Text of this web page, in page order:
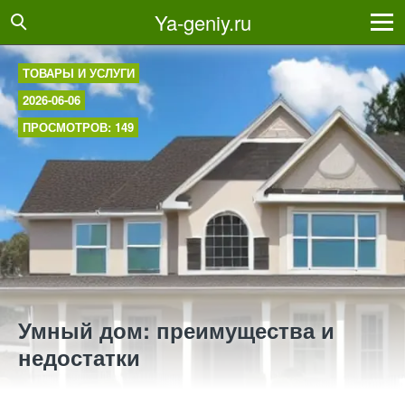
Ya-geniy.ru
ТОВАРЫ И УСЛУГИ
2026-06-06
ПРОСМОТРОВ: 149
Умный дом: преимущества и
недостатки